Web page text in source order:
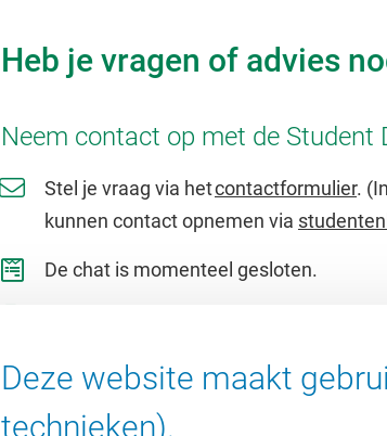
Heb je vragen of advies
Neem contact op met de Student
Stel je vraag via hetcontactformulier.
kunnen contact opnemen via
De chat is momenteel gesloten.
woensdag van 10.30 - 12.30u).
Deze website maakt
technieken).